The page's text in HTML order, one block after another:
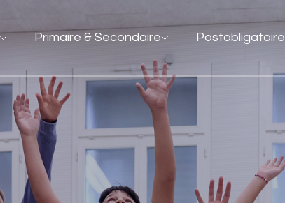
Primaire & Secondaire Postobligatoire